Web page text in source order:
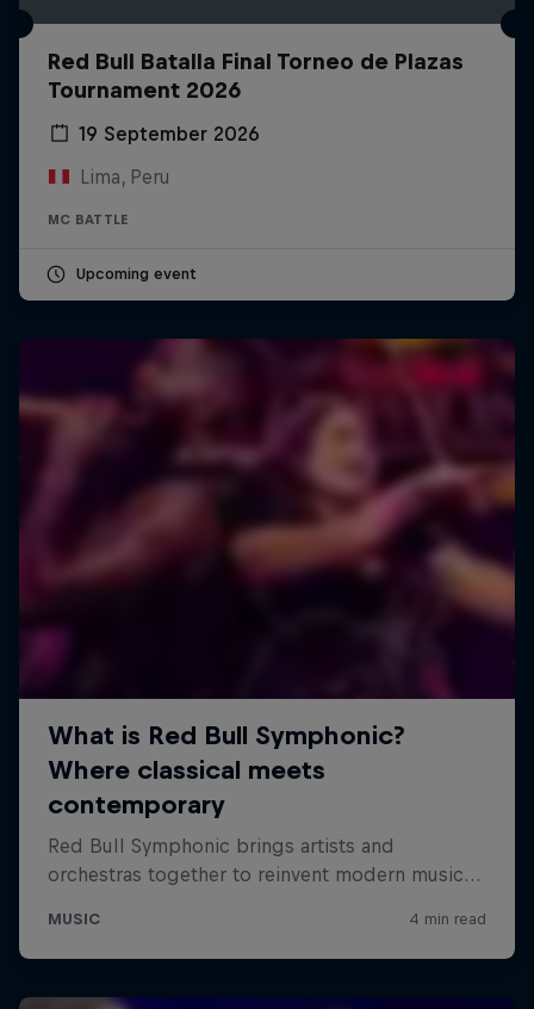
Red Bull Batalla Final Torneo de Plazas
Tournament 2026
19 September 2026
Lima, Peru
MC BATTLE
Upcoming event